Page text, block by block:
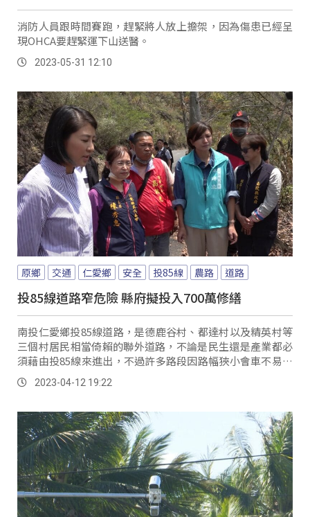
消防人員跟時間賽跑，趕緊將人放上擔架，因為傷患已經呈
現OHCA要趕緊運下山送醫。
2023-05-31 12:10
原鄉 交通 仁愛鄉 安全 投85線 農路 道路
投85線道路窄危險 縣府擬投入700萬修繕
南投仁愛鄉投85線道路，是德鹿谷村、都達村以及精英村等
三個村居民相當倚賴的聯外道路，不論是民生還是產業都必
須藉由投85線來進出，不過許多路段因路幅狹小會車不易，
又有視線上的死角，每當農忙車輛進出頻繁的時候，就容易
造成會車不易，甚至交通意外。
2023-04-12 19:22